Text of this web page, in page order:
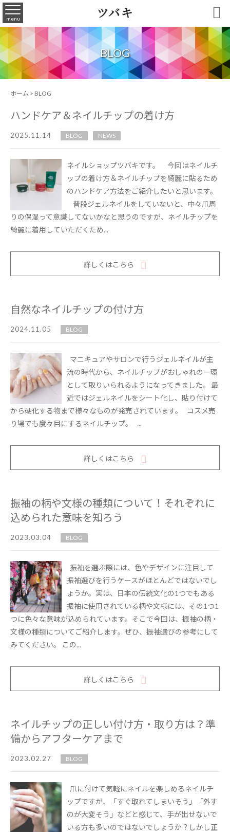
menu 
BLOG
ホーム > BLOG
ハンドケア＆ネイルチップの着け方
2025.11.14 BLOG NEWS
ネイルショップツバキです。 今回はネイルチ
ップの着け方＆ネイルチップを綺麗に貼るため
のハンドケア方法をご紹介したいと思います。
普段ジェルネイルをしていないと、中々爪周
りの保湿って意識してないかなと思うのですが、ネイルチップを
綺麗に着用していただくため...
詳しくはこちら
自然なネイルチップの付け方
2024.11.05 BLOG
マニキュアやサロンで行うジェルネイルが主
流の時代から、ネイルチップがおしゃれの一環
として取りいられるようになってきました。 最
近ではジェルネイルをシート化し、貼り付けて
から硬化する物まで様々なものが発売されています。 コスメ売
り場でも度々目にするネイルチップ。 ...
詳しくはこちら
振袖の柄や文様の種類について！それぞれに
込められた意味を知ろう
2023.03.04 BLOG
振袖を選ぶ際には、色やデザインに注目して
振袖選びを行うケースがほとんどではないでし
ょうか。実は、日本の伝統文化の1つでもある
振袖に使用されている柄や文様には、その1つ1
つに色々な意味が込められています。そこで今回は、振袖の柄・
文様の種類についてご紹介します。ぜひ、振袖選びの参考にして
みてください。 この...
詳しくはこちら
ネイルチップの正しい付け方・取り方は？準
備からアフターケアまで
2023.02.27 BLOG
爪に付けて気軽にネイルを楽しめるネイルチ
ップですが、「すぐ取れてしまいそう」「外す
のが大変そう」などと感じて、手が出せないで
いる方も多いのではないでしょうか？しかし正